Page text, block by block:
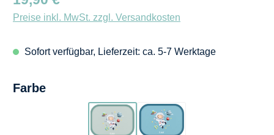
Preise inkl. MwSt. zzgl. Versandkosten
Sofort verfügbar, Lieferzeit: ca. 5-7 Werktage
Farbeauswählen
Türkis Blau